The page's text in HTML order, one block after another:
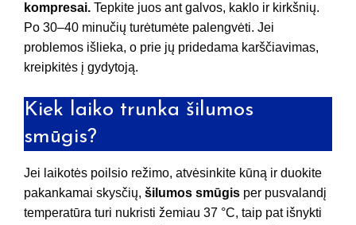
kompresai. Tepkite juos ant galvos, kaklo ir kirkšnių.
Po 30–40 minučių turėtumėte palengvėti. Jei
problemos išlieka, o prie jų pridedama karščiavimas,
kreipkitės į gydytoją.
Kiek laiko trunka šilumos
smūgis?
Jei laikotės poilsio režimo, atvėsinkite kūną ir duokite
pakankamai skysčių, šilumos smūgis per pusvalandį
temperatūra turi nukristi žemiau 37 °C, taip pat išnykti